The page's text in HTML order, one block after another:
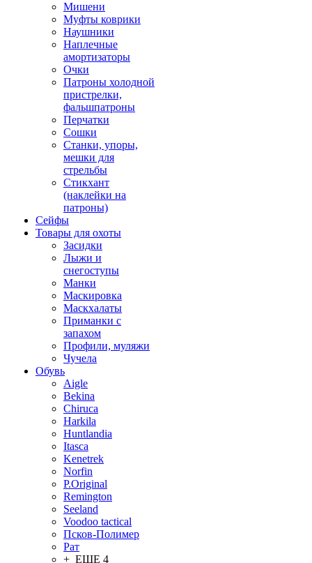
Мишени
Муфты коврики
Наушники
Наплечные
амортизаторы
Очки
Патроны холодной
пристрелки,
фальшпатроны
Перчатки
Сошки
Станки, упоры,
мешки для
стрельбы
Стикхант
(наклейки на
патроны)
Сейфы
Товары для охоты
Засидки
Лыжи и
снегоступы
Манки
Маскировка
Маскхалаты
Приманки с
запахом
Профили, муляжи
Чучела
Обувь
Aigle
Bekina
Chiruсa
Harkila
Huntlandia
Itasca
Kenetrek
Norfin
P.Original
Remington
Seeland
Voodoo tactical
Псков-Полимер
Рат
+ ЕЩЕ 4